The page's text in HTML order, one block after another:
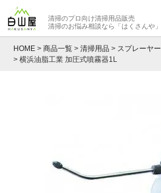
清掃のプロ向け清掃用品販売
清掃のお悩み相談なら 「はくさんや」
HOME 商品一覧 清掃用品
スプレーヤー
横浜油脂工業 加圧式噴霧器1L